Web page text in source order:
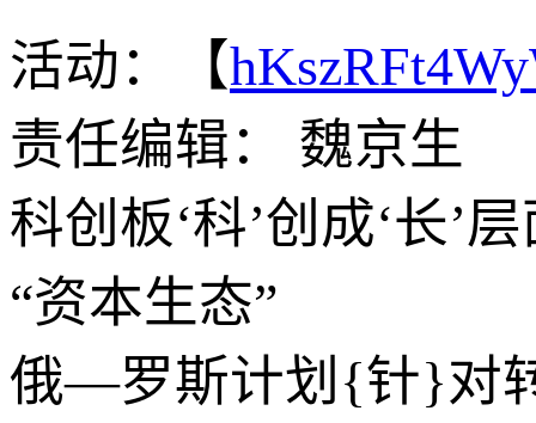
活动：【
责任编辑： 魏京生
科创板‘科’创成‘长’
“资本生态”
俄—罗斯计划{针}对